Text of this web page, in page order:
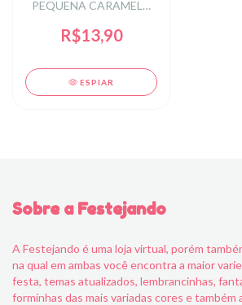
PEQUENA CARAMELO
R$13,90
ESPIAR
Sobre a Festejando
A Festejando é uma loja virtual, porém
na qual em ambas você encontra a maior
festa, temas atualizados, lembrancinhas,
forminhas das mais variadas cores e